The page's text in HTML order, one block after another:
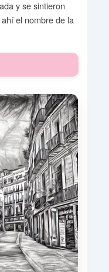
y se sintieron
el nombre de la